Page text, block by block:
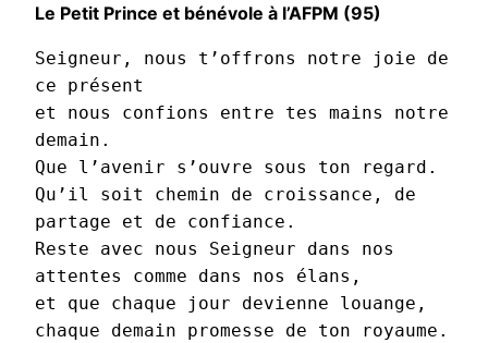
Le Petit Prince et bénévole à l’AFPM (95)
Seigneur, nous t’offrons notre joie de
ce présent
et nous confions entre tes mains notre
demain.
Que l’avenir s’ouvre sous ton regard.
Qu’il soit chemin de croissance, de
partage et de confiance.
Reste avec nous Seigneur dans nos
attentes comme dans nos élans,
et que chaque jour devienne louange,
chaque demain promesse de ton royaume.